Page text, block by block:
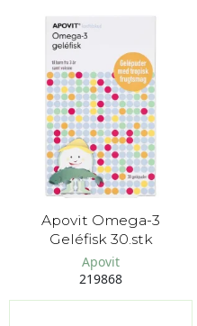
Apovit Omega-3
Geléfisk 30.stk
Apovit
219868